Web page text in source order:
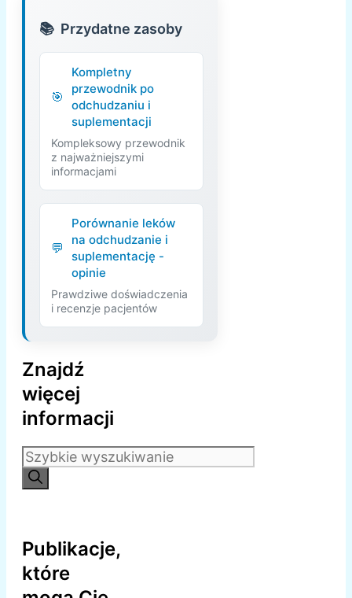
Przydatne zasoby
Kompletny
przewodnik po
odchudzaniu i
suplementacji
Kompleksowy przewodnik
z najważniejszymi
informacjami
Porównanie leków
na odchudzanie i
suplementację -
opinie
Prawdziwe doświadczenia
i recenzje pacjentów
Znajdź
więcej
informacji
Szukaj:
Publikacje,
które